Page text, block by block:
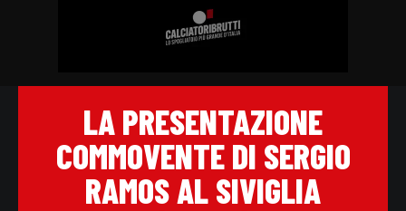
LA PRESENTAZIONE
COMMOVENTE DI SERGIO
RAMOS AL SIVIGLIA